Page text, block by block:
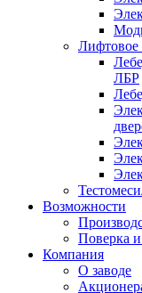
Лифтовое
ЛБР
Возможности
Поверка и
Компания
О заводе